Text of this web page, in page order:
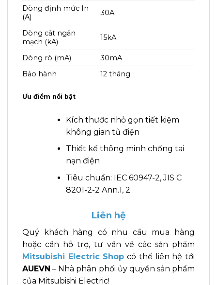
Dòng định mức In
(A)
30A
Dòng cắt ngắn
mạch (kA)
15kA
Dòng rò (mA)
30mA
Bảo hành
12 tháng
Ưu điểm nổi bật
Kích thước nhỏ gọn tiết kiệm
không gian tủ điện
Thiết kế thông minh chống tai
nạn điện
Tiêu chuẩn: IEC 60947-2, JIS C
8201-2-2 Ann.1, 2
Liên hệ
Quý khách hàng có nhu cầu mua hàng
hoặc cần hỗ trợ, tư vấn về các sản phẩm
Mitsubishi Electric Shop có thể liên hệ tới
AUEVN – Nhà phân phối ủy quyền sản phẩm
của Mitsubishi Electric!